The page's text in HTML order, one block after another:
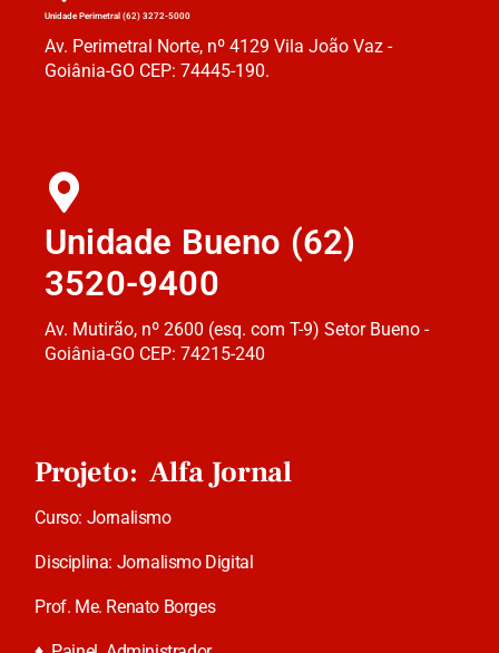
Unidade Perimetral (62) 3272-5000
Av. Perimetral Norte, nº 4129 Vila João Vaz -
Goiânia-GO CEP: 74445-190.
Unidade Bueno (62)
3520-9400
Av. Mutirão, nº 2600 (esq. com T-9) Setor Bueno -
Goiânia-GO CEP: 74215-240
Projeto: Alfa Jornal
Curso: Jornalismo
Disciplina: Jornalismo Digital
Prof. Me. Renato Borges